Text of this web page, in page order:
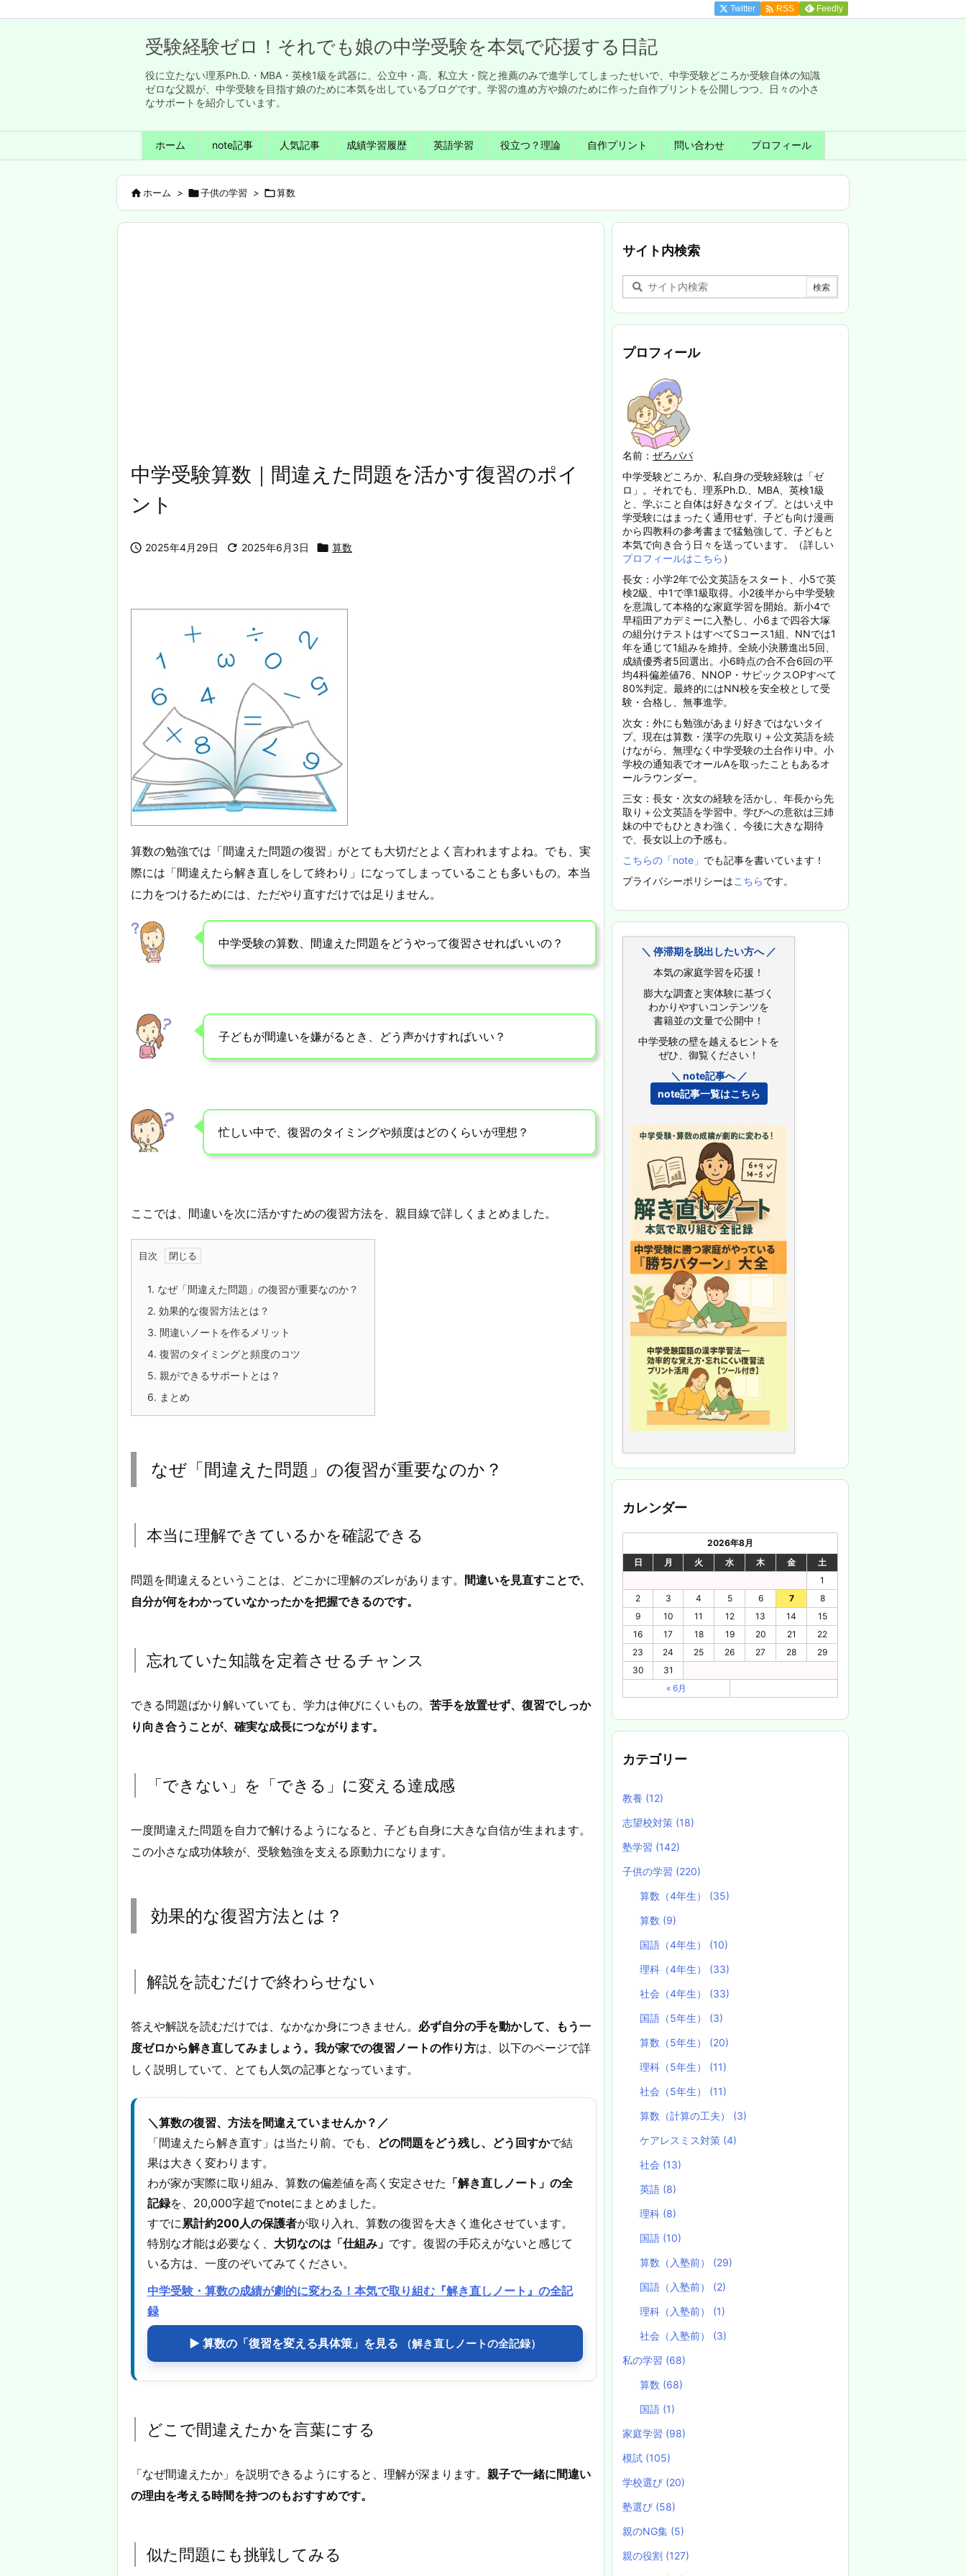
受験経験ゼロ！それでも娘の中学受験を本気で応援する日記
役に立たない理系Ph.D.・MBA・英検1級を武器に、公立中・高、私立大・院と推薦のみで進学してしまったせいで、中学受験どころか受験自体の知識
ゼロな父親が、中学受験を目指す娘のために本気を出しているブログです。学習の進め方や娘のために作った自作プリントを公開しつつ、日々の小さ
なサポートを紹介しています。
ホーム note記事 人気記事 成績学習履歴 英語学習 役立つ？理論 自作プリント 問い合わせ プロフィール
Twitter  RSS Feedly
ホーム > 子供の学習 > 算数
中学受験算数｜間違えた問題を活かす復習のポイ
ント
 2025年4月29日  2025年6月3日  算数
算数の勉強では「間違えた問題の復習」がとても大切だとよく言われますよね。でも、実
際には「間違えたら解き直しをして終わり」になってしまっていることも多いもの。本当
に力をつけるためには、ただやり直すだけでは足りません。
中学受験の算数、間違えた問題をどうやって復習させればいいの？
子どもが間違いを嫌がるとき、どう声かけすればいい？
忙しい中で、復習のタイミングや頻度はどのくらいが理想？
ここでは、間違いを次に活かすための復習方法を、親目線で詳しくまとめました。
目次
1. なぜ「間違えた問題」の復習が重要なのか？
2. 効果的な復習方法とは？
3. 間違いノートを作るメリット
4. 復習のタイミングと頻度のコツ
5. 親ができるサポートとは？
6. まとめ
なぜ「間違えた問題」の復習が重要なのか？
本当に理解できているかを確認できる
問題を間違えるということは、どこかに理解のズレがあります。 間違いを見直すことで、
自分が何をわかっていなかったかを把握できるのです。
忘れていた知識を定着させるチャンス
できる問題ばかり解いていても、学力は伸びにくいもの。 苦手を放置せず、復習でしっか
り向き合うことが、確実な成長につながります。
「できない」を「できる」に変える達成感
一度間違えた問題を自力で解けるようになると、子ども自身に大きな自信が生まれます。
この小さな成功体験が、受験勉強を支える原動力になります。
効果的な復習方法とは？
解説を読むだけで終わらせない
答えや解説を読むだけでは、なかなか身につきません。 必ず自分の手を動かして、もう一
度ゼロから解き直してみましょう。我が家での復習ノートの作り方は、以下のページで詳
しく説明していて、とても人気の記事となっています。
＼算数の復習、方法を間違えていませんか？／
「間違えたら解き直す」は当たり前。でも、 どの問題をどう残し、どう回すかで結
果は大きく変わります。
わが家が実際に取り組み、算数の偏差値を高く安定させた 「解き直しノート」の全
記録を、20,000字超でnoteにまとめました。
すでに累計約200人の保護者が取り入れ、算数の復習を大きく進化させています。
特別な才能は必要なく、 大切なのは「仕組み」 です。復習の手応えがないと感じて
いる方は、一度のぞいてみてください。
中学受験・算数の成績が劇的に変わる！本気で取り組む『解き直しノート』の全記
録
▶ 算数の「復習を変える具体策」を見る （解き直しノートの全記録）
どこで間違えたかを言葉にする
「なぜ間違えたか」を説明できるようにすると、理解が深まります。 親子で一緒に間違い
の理由を考える時間を持つのもおすすめです。
似た問題にも挑戦してみる
サイト内検索
プロフィール
名前： ぜろパパ
中学受験どころか、私自身の受験経験は「ゼ
ロ」。それでも、理系Ph.D.、MBA、英検1級
と、学ぶこと自体は好きなタイプ。とはいえ中
学受験にはまったく通用せず、子ども向け漫画
から四教科の参考書まで猛勉強して、子どもと
本気で向き合う日々を送っています。（詳しい
プロフィールはこちら ）
長女：小学2年で公文英語をスタート、小5で英
検2級、中1で準1級取得。小2後半から中学受験
を意識して本格的な家庭学習を開始。新小4で
早稲田アカデミーに入塾し、小6まで四谷大塚
の組分けテストはすべてSコース1組、NNでは1
年を通じて1組みを維持。全統小決勝進出5回、
成績優秀者5回選出。小6時点の合不合6回の平
均4科偏差値76、NNOP・サピックスOPすべて
80%判定。最終的にはNN校を安全校として受
験・合格し、無事進学。
次女：外にも勉強があまり好きではないタイ
プ。現在は算数・漢字の先取り＋公文英語を続
けながら、無理なく中学受験の土台作り中。小
学校の通知表でオールAを取ったこともあるオ
ールラウンダー。
三女：長女・次女の経験を活かし、年長から先
取り＋公文英語を学習中。学びへの意欲は三姉
妹の中でもひときわ強く、今後に大きな期待
で、長女以上の予感も。
こちらの「note」 でも記事を書いています！
プライバシーポリシーはこちらです。
＼ 停滞期を脱出したい方へ ／
本気の家庭学習を応援！
膨大な調査と実体験に基づく
わかりやすいコンテンツを
書籍並の文量で公開中！
中学受験の壁を越えるヒントを
ぜひ、御覧ください！
＼ note記事へ ／
note記事一覧はこちら
カレンダー
2026年8月
日
月 火 水 木 金
土
1
2
3 4 5 6 7
8
9
10 11 12 13 14
15
16
17 18 19 20 21
22
23
24 25 26 27 28
29
30
31
« 6月
カテゴリー
教養 (12)
志望校対策 (18)
塾学習 (142)
子供の学習 (220)
算数（4年生） (35)
算数 (9)
国語（4年生） (10)
理科（4年生） (33)
社会（4年生） (33)
国語（5年生） (3)
算数（5年生） (20)
理科（5年生） (11)
社会（5年生） (11)
算数（計算の工夫） (3)
ケアレスミス対策 (4)
社会 (13)
英語 (8)
理科 (8)
国語 (10)
算数（入塾前） (29)
国語（入塾前） (2)
理科（入塾前） (1)
社会（入塾前） (3)
私の学習 (68)
算数 (68)
国語 (1)
家庭学習 (98)
模試 (105)
学校選び (20)
塾選び (58)
親のNG集 (5)
親の役割 (127)